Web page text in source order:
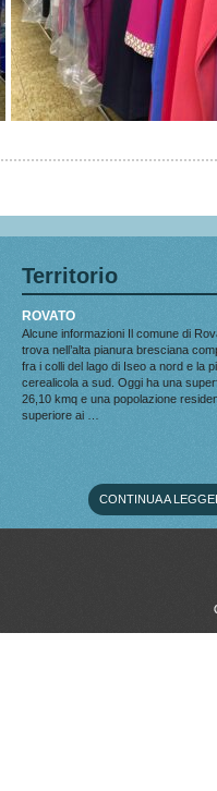
Territorio
ROVATO
Alcune informazioni Il comune di
trova nell’alta pianura bresciana
fra i colli del lago di Iseo a nord e la
cerealicola a sud. Oggi ha una
26,10 kmq e una popolazione
superiore ai …
CONTINUA A